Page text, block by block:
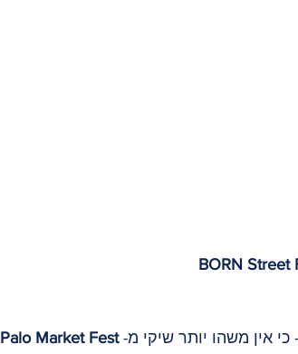
BORN Street
Palo Market Fest